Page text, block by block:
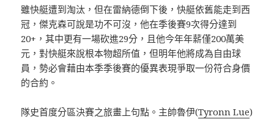
雖快艇遭到淘汰，但在雷納德倒下後，快艇依舊能走到西
冠，傑克森可說是功不可沒，他在季後賽9次得分達到
20+，其中更有一場砍進29分，且他今年年薪僅200萬美
元，對快艇來說根本物超所值，但明年他將成為自由球
員，勢必會藉由本季季後賽的優異表現爭取一份符合身價
的合約。
隊史首度分區決賽之旅畫上句點。主帥魯伊(Tyronn Lue)